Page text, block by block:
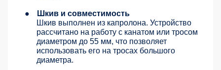
●
Шкив и совместимость
Шкив выполнен из капролона. Устройство
рассчитано на работу с канатом или тросом
диаметром до 55 мм, что позволяет
использовать его на тросах большого
диаметра.